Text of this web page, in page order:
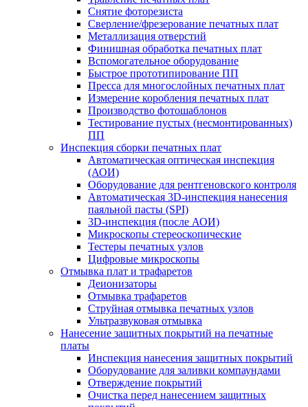
Снятие фоторезиста
Сверление/фрезерование печатных плат
Металлизация отверстий
Финишная обработка печатных плат
Вспомогательное оборудование
Быстрое прототипирование ПП
Пресса для многослойных печатных плат
Измерение коробления печатных плат
Производство фотошаблонов
Тестирование пустых (несмонтированных)
ПП
Инспекция сборки печатных плат
Автоматическая оптическая инспекция
(АОИ)
Оборудование для рентгеновского контроля
Автоматическая 3D-инспекция нанесения
паяльной пасты (SPI)
3D-инспекция (после АОИ)
Микроскопы стереоскопические
Тестеры печатных узлов
Цифровые микроскопы
Отмывка плат и трафаретов
Деионизаторы
Отмывка трафаретов
Струйная отмывка печатных узлов
Ультразвуковая отмывка
Нанесение защитных покрытий на печатные
платы
Инспекция нанесения защитных покрытий
Оборудование для заливки компаундами
Отверждение покрытий
Очистка перед нанесением защитных